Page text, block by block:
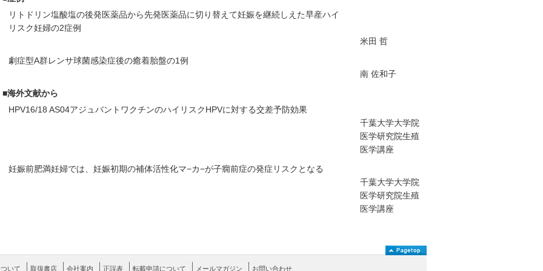
リトドリン塩酸塩の後発医薬品から先発医薬品に切り替えて妊娠を継続しえた早産ハイ
リスク妊婦の2症例
米田 哲
劇症型A群レンサ球菌感染症後の癒着胎盤の1例
南 佐和子
■海外文献から
HPV16/18 AS04アジュバントワクチンのハイリスクHPVに対する交差予防効果
千葉大学大学院
医学研究院生殖
医学講座
妊娠前肥満妊婦では、妊娠初期の補体活性化マ−カ−が子癇前症の発症リスクとなる
千葉大学大学院
医学研究院生殖
医学講座
いて 取扱書店 会社案内 正誤表 転載申請について メールマガジン お問い合わせ